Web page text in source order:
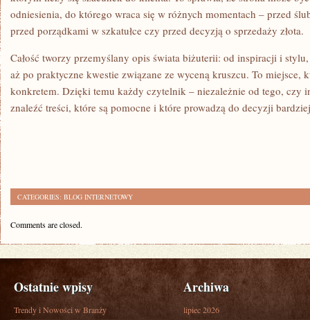
odniesienia, do którego wraca się w różnych momentach – przed
przed porządkami w szkatułce czy przed decyzją o sprzedaży złota.
Całość tworzy przemyślany opis świata biżuterii: od inspiracji i
aż po praktyczne kwestie związane ze wyceną kruszcu. To miejsce,
konkretem. Dzięki temu każdy czytelnik – niezależnie od tego, czy
znaleźć treści, które są pomocne i które prowadzą do decyzji
CATEGORIES: BLOG INTERNETOWY
Comments are closed.
Ostatnie wpisy
Trendy i Nowości w Branży
Archiwa
lipiec 2026